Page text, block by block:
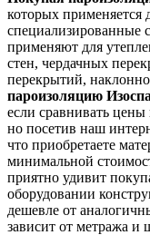
которых
специализированные
применяют для
стен, чердачных
перекрытий,
пароизоляцию
если сравнивать цены
но посетив наш
что приобретаете
минимальной
приятно удивит
оборудовании
дешевле от
зависит от метража и